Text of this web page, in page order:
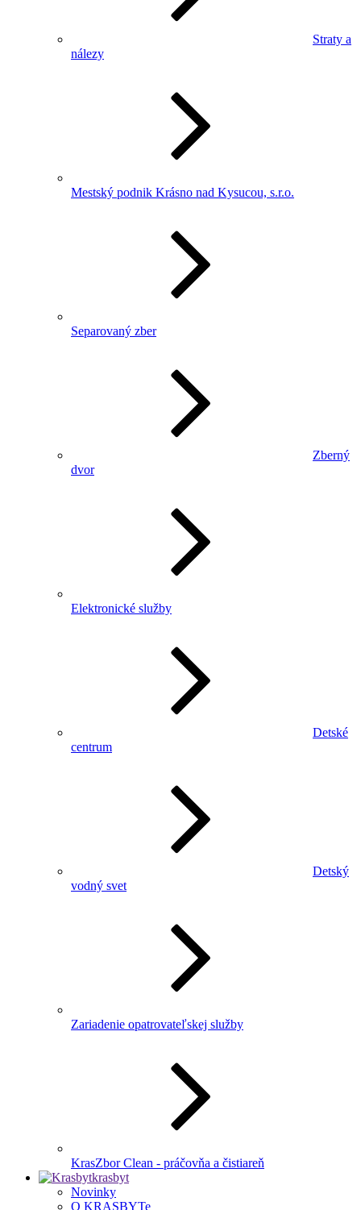
Straty a
nálezy
Mestský podnik Krásno nad Kysucou, s.r.o.
Separovaný zber
Zberný
dvor
Elektronické služby
Detské
centrum
Detský
vodný svet
Zariadenie opatrovateľskej služby
KrasZbor Clean - práčovňa a čistiareň
krasbyt
Novinky
O KRASBYTe